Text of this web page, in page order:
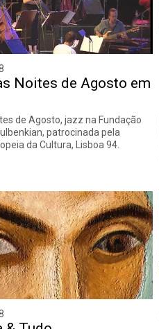
Noites de Agosto em
de Agosto, jazz na Fundação
patrocinada pela
da Cultura, Lisboa 94.